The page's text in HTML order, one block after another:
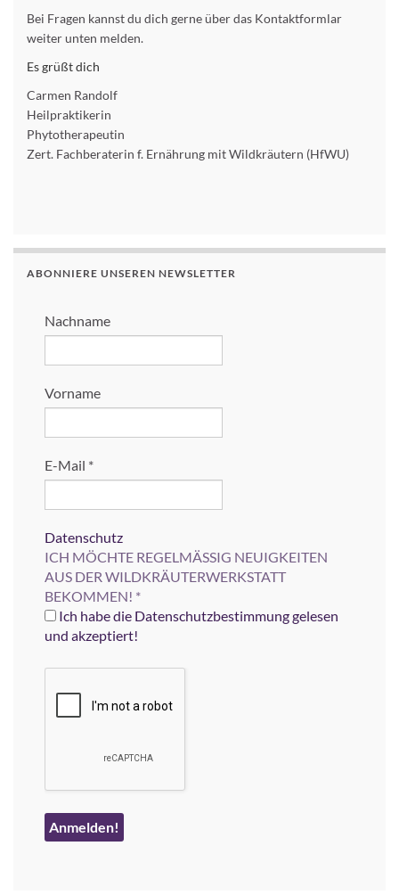
Bei Fragen kannst du dich gerne über das Kontaktformlar
weiter unten melden.
Es grüßt dich
Carmen Randolf
Heilpraktikerin
Phytotherapeutin
Zert. Fachberaterin f. Ernährung mit Wildkräutern (HfWU)
ABONNIERE UNSEREN NEWSLETTER
Nachname
Vorname
E-Mail *
Datenschutz
ICH MÖCHTE REGELMÄSSIG NEUIGKEITEN
AUS DER WILDKRÄUTERWERKSTATT
BEKOMMEN! *
Ich habe die Datenschutzbestimmung gelesen
und akzeptiert!